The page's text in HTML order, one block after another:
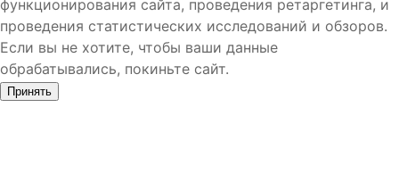
функционирования сайта, проведения ретаргетинга, и
проведения статистических исследований и обзоров.
Если вы не хотите, чтобы ваши данные
обрабатывались, покиньте сайт.
Принять